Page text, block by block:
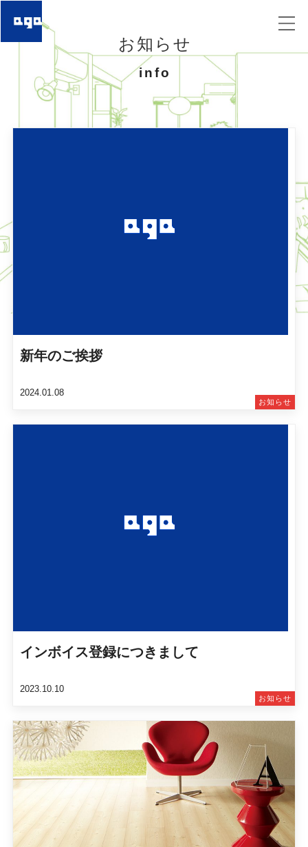
お知らせ
info
新年のご挨拶
2024.01.08
お知らせ
インボイス登録につきまして
2023.10.10
お知らせ